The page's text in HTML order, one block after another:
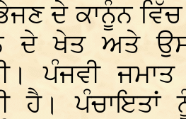
ਦੇ ਕਾਨੂੰਨ
ਦੇ ਖੇਤ ਅਤੇ
ਪੰਜਵੀ
ਹੈ।